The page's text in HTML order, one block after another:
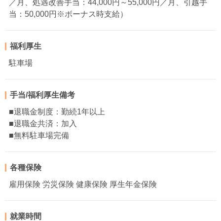
／月、処遇改善手当：44,000円～55,000円／月、引越手
当：50,000円※ボーナス時支給）
福利厚生
駐車場
手当/福利厚生備考
■退職金制度：勤続1年以上
■退職金共済：加入
■無料駐車場完備
各種保険
雇用保険 労災保険 健康保険 厚生年金保険
就業時間